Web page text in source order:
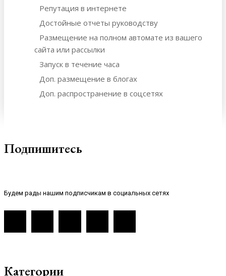
Репутация в интернете
Достойные отчеты руководству
Размещение на полном автомате из вашего
сайта или рассылки
Запуск в течение часа
Доп. размещение в блогах
Доп. распространение в соцсетях
Подпишитесь
Будем рады нашим подписчикам в социальных сетях
Категории